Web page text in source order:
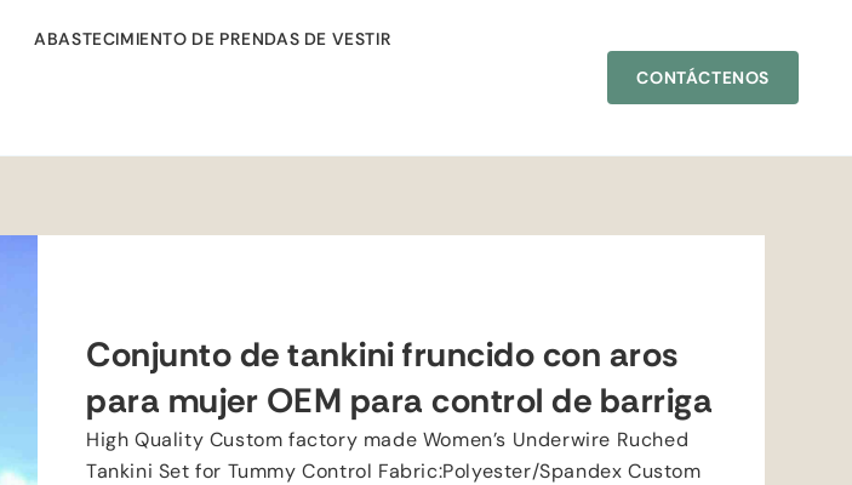
ABASTECIMIENTO DE PRENDAS DE VESTIR
CONTÁCTENOS
Conjunto de tankini fruncido con aros
para mujer OEM para control de barriga
High Quality Custom factory made Women’s Underwire Ruched
Tankini Set for Tummy Control Fabric:Polyester/Spandex Custom